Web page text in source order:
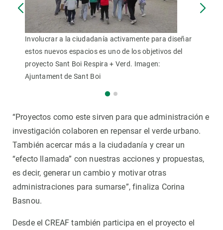
Involucrar a la ciudadanía activamente para diseñar
estos nuevos espacios es uno de los objetivos del
proyecto Sant Boi Respira + Verd. Imagen:
Ajuntament de Sant Boi
“Proyectos como este sirven para que administración e
investigación colaboren en repensar el verde urbano.
También acercar más a la ciudadanía y crear un
“efecto llamada” con nuestras acciones y propuestas,
es decir, generar un cambio y motivar otras
administraciones para sumarse”, finaliza Corina
Basnou.
Desde el CREAF también participa en el proyecto el